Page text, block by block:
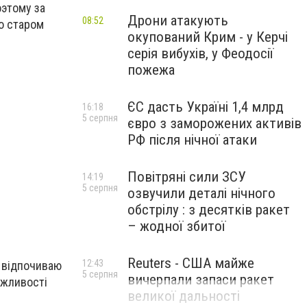
за
старом
Дрони атакують
окупований Крим - у Керчі
серія вибухів, у Феодосії
пожежа
08:52
ЄС дасть Україні 1,4 млрд
євро з заморожених активів
РФ після нічної атаки
16:18
5 серпня
Повітряні сили ЗСУ
озвучили деталі нічного
обстрілу : з десятків ракет
– жодної збитої
14:19
5 серпня
Reuters - США майже
вичерпали запаси ракет
великої дальності
12:43
5 серпня